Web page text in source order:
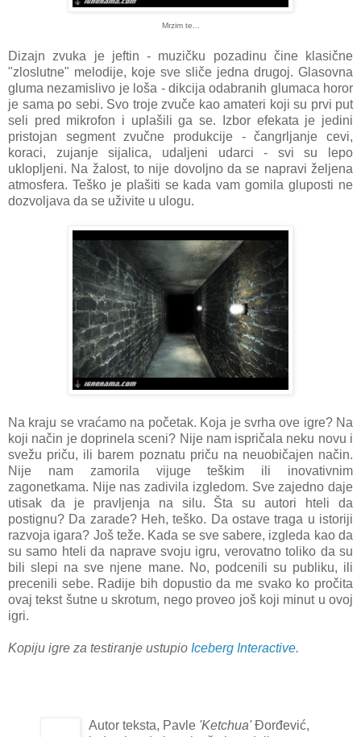
Mrzim te...
Dizajn zvuka je jeftin - muzičku pozadinu čine klasične
"zloslutne" melodije, koje sve sliče jedna drugoj. Glasovna
gluma nezamislivo je loša - dikcija odabranih glumaca horor
je sama po sebi. Svo troje zvuče kao amateri koji su prvi put
seli pred mikrofon i uplašili ga se. Izbor efekata je jedini
pristojan segment zvučne produkcije - čangrljanje cevi,
koraci, zujanje sijalica, udaljeni udarci - svi su lepo
uklopljeni. Na žalost, to nije dovoljno da se napravi željena
atmosfera. Teško je plašiti se kada vam gomila gluposti ne
dozvoljava da se uživite u ulogu.
Na kraju se vraćamo na početak. Koja je svrha ove igre? Na
koji način je doprinela sceni? Nije nam ispričala neku novu i
svežu priču, ili barem poznatu priču na neuobičajen način.
Nije nam zamorila vijuge teškim ili inovativnim
zagonetkama. Nije nas zadivila izgledom. Sve zajedno daje
utisak da je pravljenja na silu. Šta su autori hteli da
postignu? Da zarade? Heh, teško. Da ostave traga u istoriji
razvoja igara? Još teže. Kada se sve sabere, izgleda kao da
su samo hteli da naprave svoju igru, verovatno toliko da su
bili slepi na sve njene mane. No, podcenili su publiku, ili
precenili sebe. Radije bih dopustio da me svako ko pročita
ovaj tekst šutne u skrotum, nego proveo još koji minut u ovoj
igri.
Kopiju igre za testiranje ustupio Iceberg Interactive.
Autor teksta, Pavle 'Ketchua'Đorđević,